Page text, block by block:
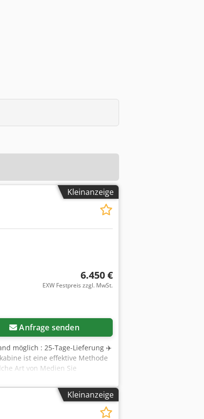
Kleinanzeige
6.450 €
EXW Festpreis zzgl. MwSt.
Anfrage senden
möglich : 25-Tage-Lieferung ✈️
ist eine effektive Methode
Art von Medien Sie
Strahlkabinen, die für
arbeitsintensiven
Ah Uef Hier bei Proton
in verschiedenen Größen,
Kleinanzeige